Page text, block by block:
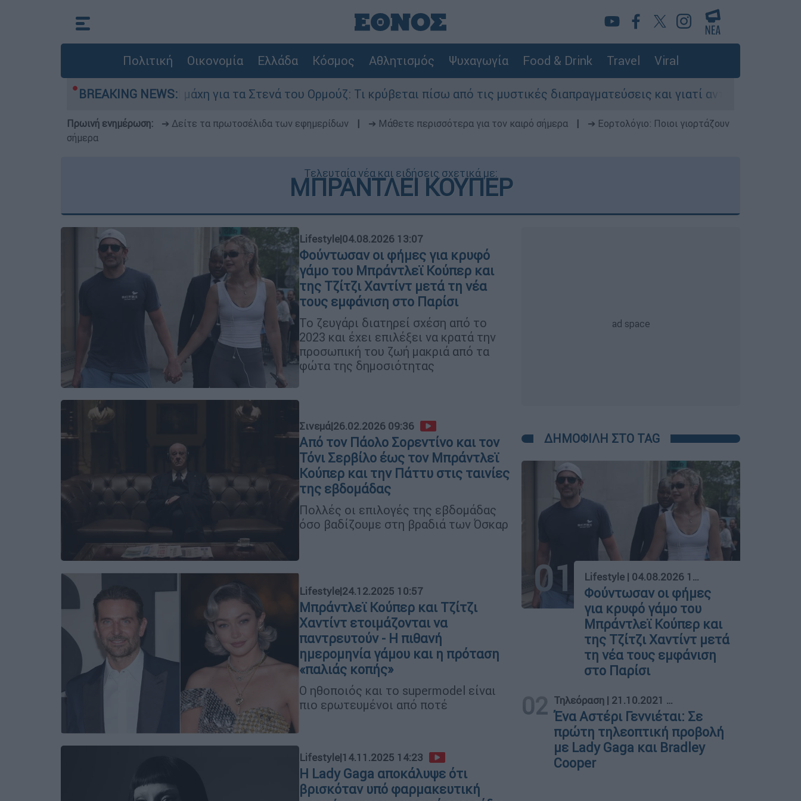
Πολιτική Οικονομία Ελλάδα Κόσμος Αθλητισμός Ψυχαγωγία Food & Drink Travel Viral
BREAKING NEWS:
Η μάχη για τα Στενά του Ορμούζ: Τι κρύβεται πίσω από τις μυστικές διαπραγματεύσεις και γιατί αντιδρούν οι ΗΠΑ
Πρωινή ενημέρωση: ➔ Δείτε τα πρωτοσέλιδα των εφημερίδων ➔ Μάθετε περισσότερα για τον καιρό σήμερα
➔ Εορτολόγιο: Ποιοι γιορτάζουν
σήμερα
Τελευταία νέα και ειδήσεις σχετικά με:
ΜΠΡΑΝΤΛΕΙ ΚΟΥΠΕΡ
Lifestyle|04.08.2026 13:07
Φούντωσαν οι φήμες για κρυφό
γάμο του Μπράντλεϊ Κούπερ και
της Τζίτζι Χαντίντ μετά τη νέα
τους εμφάνιση στο Παρίσι
Το ζευγάρι διατηρεί σχέση από το
2023 και έχει επιλέξει να κρατά την
προσωπική του ζωή μακριά από τα
φώτα της δημοσιότητας
Σινεμά|26.02.2026 09:36
Από τον Πάολο Σορεντίνο και τον
Τόνι Σερβίλο έως τον Μπράντλεϊ
Κούπερ και την Πάττυ στις ταινίες
της εβδομάδας
Πολλές οι επιλογές της εβδομάδας
όσο βαδίζουμε στη βραδιά των Όσκαρ
Lifestyle|24.12.2025 10:57
Μπράντλεϊ Κούπερ και Τζίτζι
Χαντίντ ετοιμάζονται να
παντρευτούν - Η πιθανή
ημερομηνία γάμου και η πρόταση
«παλιάς κοπής»
Ο ηθοποιός και το supermodel είναι
πιο ερωτευμένοι από ποτέ
Lifestyle|14.11.2025 14:23
Η Lady Gaga αποκάλυψε ότι
βρισκόταν υπό φαρμακευτική
ΔΗΜΟΦΙΛΗ ΣΤΟ TAG
01 Lifestyle | 04.08.2026 13:07
Φούντωσαν οι φήμες
για κρυφό γάμο του
Μπράντλεϊ Κούπερ και
της Τζίτζι Χαντίντ μετά
τη νέα τους εμφάνιση
στο Παρίσι
02 Τηλεόραση | 21.10.2021 15:09
Ένα Αστέρι Γεννιέται: Σε
πρώτη τηλεοπτική προβολή
με Lady Gaga και Bradley
Cooper